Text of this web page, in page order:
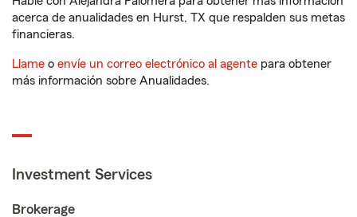
acerca de anualidades en Hurst, TX que respalden sus metas
financieras.
Llame o envíe un correo electrónico al agente para obtener
más información sobre Anualidades.
Investment Services
Brokerage